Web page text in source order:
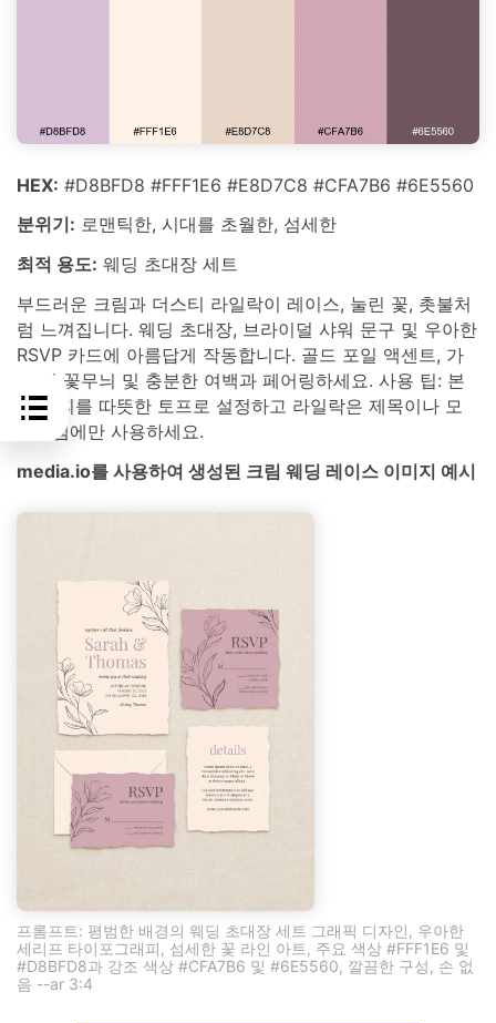
HEX: #D8BFD8 #FFF1E6 #E8D7C8 #CFA7B6 #6E5560
분위기: 로맨틱한, 시대를 초월한, 섬세한
최적 용도: 웨딩 초대장 세트
부드러운 크림과 더스티 라일락이 레이스, 눌린 꽃, 촛불처
럼 느껴집니다. 웨딩 초대장, 브라이덜 샤워 문구 및 우아한
RSVP 카드에 아름답게 작동합니다. 골드 포일 액센트, 가
는 선 꽃무늬 및 충분한 여백과 페어링하세요. 사용 팁: 본
문 카피를 따뜻한 토프로 설정하고 라일락은 제목이나 모
노그램에만 사용하세요.
media.io를 사용하여 생성된 크림 웨딩 레이스 이미지 예시
프롬프트: 평범한 배경의 웨딩 초대장 세트 그래픽 디자인, 우아한
세리프 타이포그래피, 섬세한 꽃 라인 아트, 주요 색상 #FFF1E6 및
#D8BFD8과 강조 색상 #CFA7B6 및 #6E5560, 깔끔한 구성, 손 없
음 --ar 3:4